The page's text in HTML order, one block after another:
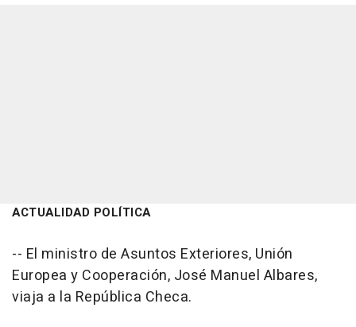
ACTUALIDAD POLÍTICA
-- El ministro de Asuntos Exteriores, Unión
Europea y Cooperación, José Manuel Albares,
viaja a la República Checa.